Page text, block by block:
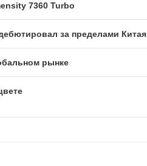
7360 Turbo
за пределами Китая
рынке